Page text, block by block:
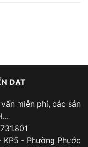
ĐẠT
miễn phí, các sản
- Phường Phước